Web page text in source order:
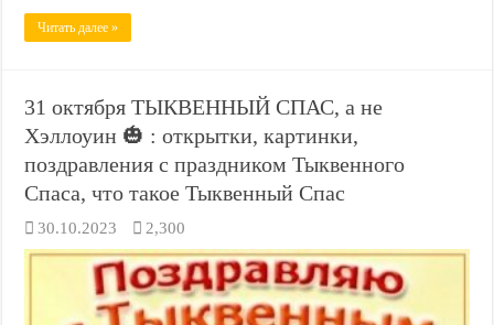
Читать далее »
31 октября ТЫКВЕННЫЙ СПАС, а не
Хэллоуин 🎃 : открытки, картинки,
поздравления с праздником Тыквенного
Спаса, что такое Тыквенный Спас
30.10.2023 2,300